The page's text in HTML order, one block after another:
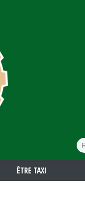
ÊTRE TAXI